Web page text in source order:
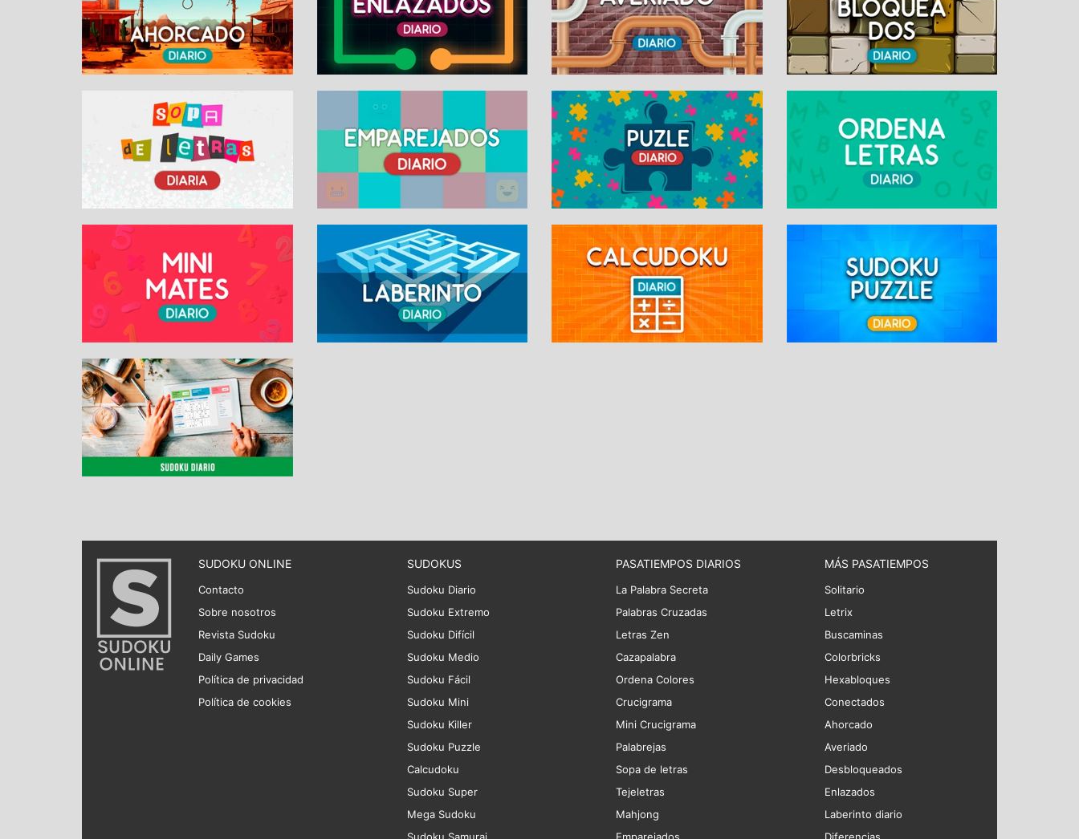
SUDOKU ONLINE
Contacto
Sobre nosotros
Revista Sudoku
Daily Games
Política de privacidad
Política de cookies
SUDOKUS
Sudoku Diario
Sudoku Extremo
Sudoku Difícil
Sudoku Medio
Sudoku Fácil
Sudoku Mini
Sudoku Killer
Sudoku Puzzle
Calcudoku
Sudoku Super
Mega Sudoku
PASATIEMPOS DIARIOS
La Palabra Secreta
Palabras Cruzadas
Letras Zen
Cazapalabra
Ordena Colores
Crucigrama
Mini Crucigrama
Palabrejas
Sopa de letras
Tejeletras
Mahjong
MÁS PASATIEMPOS
Solitario
Letrix
Buscaminas
Colorbricks
Hexabloques
Conectados
Ahorcado
Averiado
Desbloqueados
Enlazados
Laberinto diario